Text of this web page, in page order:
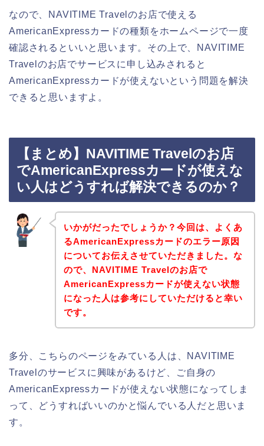
なので、NAVITIME Travelのお店で使える
AmericanExpressカードの種類をホームページで一度
確認されるといいと思います。その上で、NAVITIME
Travelのお店でサービスに申し込みされると
AmericanExpressカードが使えないという問題を解決
できると思いますよ。
【まとめ】NAVITIME Travelのお店
でAmericanExpressカードが使えな
い人はどうすれば解決できるのか？
いかがだったでしょうか？今回は、よくあ
るAmericanExpressカードのエラー原因
についてお伝えさせていただきました。な
ので、NAVITIME Travelのお店で
AmericanExpressカードが使えない状態
になった人は参考にしていただけると幸い
です。
多分、こちらのページをみている人は、NAVITIME
Travelのサービスに興味があるけど、ご自身の
AmericanExpressカードが使えない状態になってしま
って、どうすればいいのかと悩んでいる人だと思いま
す。